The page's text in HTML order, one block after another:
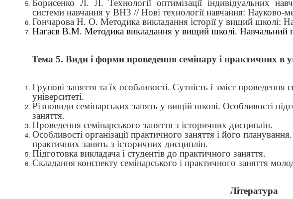
Борисенко Л. Л. Технології оптимізації індивідуальних
системи навчання у ВНЗ // Нові технології навчання:
Гончарова Н. О. Методика викладання історії у вищий школі:
Нагаєв В.М. Методика викладання у вищий школі. Навчальний
Тема 5. Види і форми проведення семінару і практичних в
Групові заняття та їх особливості. Сутність і зміст проведення
університеті.
Різновиди семінарських занять у вищій школі. Особливості
заняття.
Проведення семінарського заняття з історичних дисциплін.
Особливості організації практичного заняття і його
практичних занять з історичних дисциплін.
Підготовка викладача і студентів до практичного заняття.
Складання конспекту семінарського і практичного заняття
Література